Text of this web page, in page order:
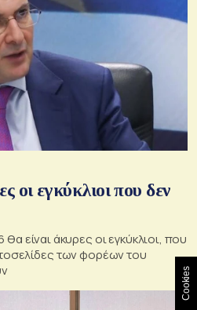
οι εγκύκλιοι που δεν
είναι άκυρες οι εγκύκλιοι, που
των φορέων του
Cookies